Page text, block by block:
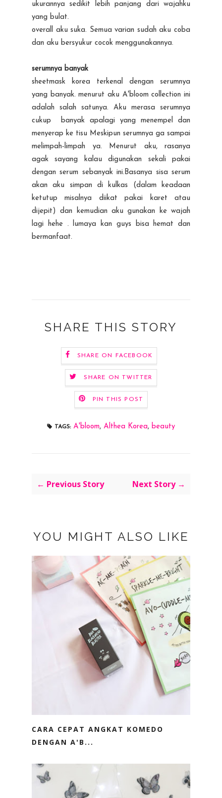
ukurannya sedikit lebih panjang dari wajahku
yang bulat.
overall aku suka. Semua varian sudah aku coba
dan aku bersyukur cocok menggunakannya.
serumnya banyak
sheetmask korea terkenal dengan serumnya
yang banyak. menurut aku A'bloom collection ini
adalah salah satunya. Aku merasa serumnya
cukup banyak apalagi yang menempel dan
menyerap ke tisu Meskipun serumnya ga sampai
melimpah-limpah ya. Menurut aku, rasanya
agak sayang kalau digunakan sekali pakai
dengan serum sebanyak ini.Basanya sisa serum
akan aku simpan di kulkas (dalam keadaan
ketutup misalnya diikat pakai karet atau
dijepit) dan kemudian aku gunakan ke wajah
lagi hehe . lumaya kan guys bisa hemat dan
bermanfaat.
SHARE THIS STORY
SHARE ON FACEBOOK
SHARE ON TWITTER
PIN THIS POST
TAGS: A'bloom, Althea Korea, beauty
← Previous Story Next Story →
YOU MIGHT ALSO LIKE
CARA CEPAT ANGKAT KOMEDO
DENGAN A'B...